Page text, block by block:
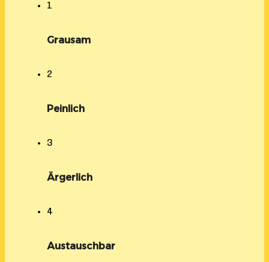
1
Grausam
2
Peinlich
3
Ärgerlich
4
Austauschbar